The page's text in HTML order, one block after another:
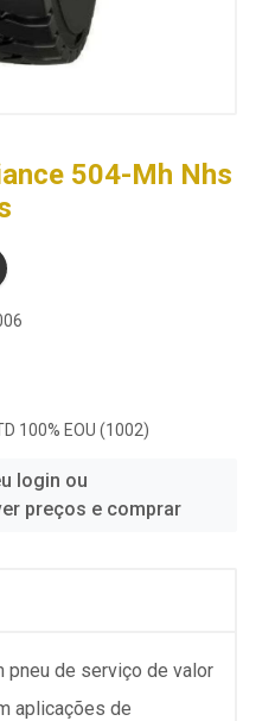
504-Mh Nhs
100% EOU (1002)
login ou
preços e comprar
pneu de serviço de valor
aplicações de